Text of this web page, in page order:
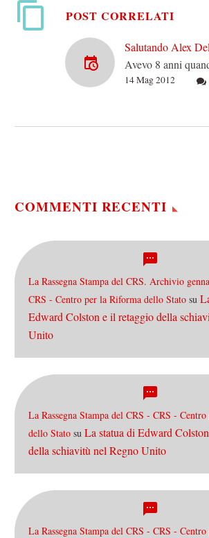
POST CORRELATI
Salutando Alex
Avevo 8 anni
parlare per la
14 Mag 2012
COMMENTI RECENTI
La Rassegna Stampa del CRS. Archivio
CRS - Centro per la Riforma dello Stato su
Edward Colston e il retaggio della
Unito
La Rassegna Stampa del CRS - CRS -
dello Stato su La statua di Edward
della schiavitù nel Regno Unito
La Rassegna Stampa del CRS - CRS -